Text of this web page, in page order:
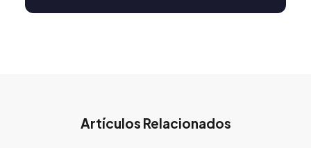
Artículos Relacionados